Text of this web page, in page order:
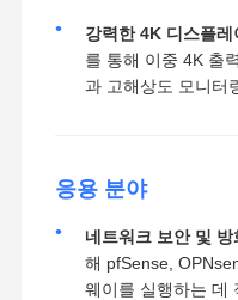
강력한 4K 디스플레
를 통해 이중 4K 출
과 고해상도 모니터
응용 분야
네트워크 보안 및 방
해 pfSense,
웨이를 실행하는 데